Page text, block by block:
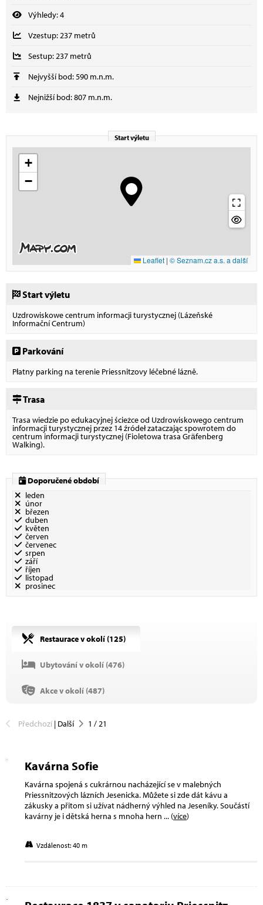
Výhledy: 4
Vzestup: 237 metrů
Sestup: 237 metrů
Nejvyšší bod: 590 m.n.m.
Nejnižší bod: 807 m.n.m.
Start výletu
+
−
Leaflet | © Seznam.cz a.s. a další
Start výletu
Uzdrowiskowe centrum informacji turystycznej (Lázeňské
Informační Centrum)
Parkování
Płatny parking na terenie Priessnitzovy léčebné lázně.
Trasa
Trasa wiedzie po edukacyjnej ścieżce od Uzdrowiskowego centrum
informacji turystycznej przez 14 źródeł zataczając spowrotem do
centrum informacji turystycznej (Fioletowa trasa Gräfenberg
Walking).
Doporučené období
leden
únor
březen
duben
květen
červen
červenec
srpen
září
říjen
listopad
prosinec
Restaurace v okolí (125)
Ubytování v okolí (476)
Akce v okolí (487)
Předchozí | Další 1 /21
Kavárna Sofie
Kavárna spojená s cukrárnou nacházející se v malebných
Priessnitzových lázních Jesenicka. Můžete si zde dát kávu a
zákusky a přitom si užívat nádherný výhled na Jeseníky. Součástí
kavárny je i dětská herna s mnoha hern ... (více)
Vzdálenost: 40 m